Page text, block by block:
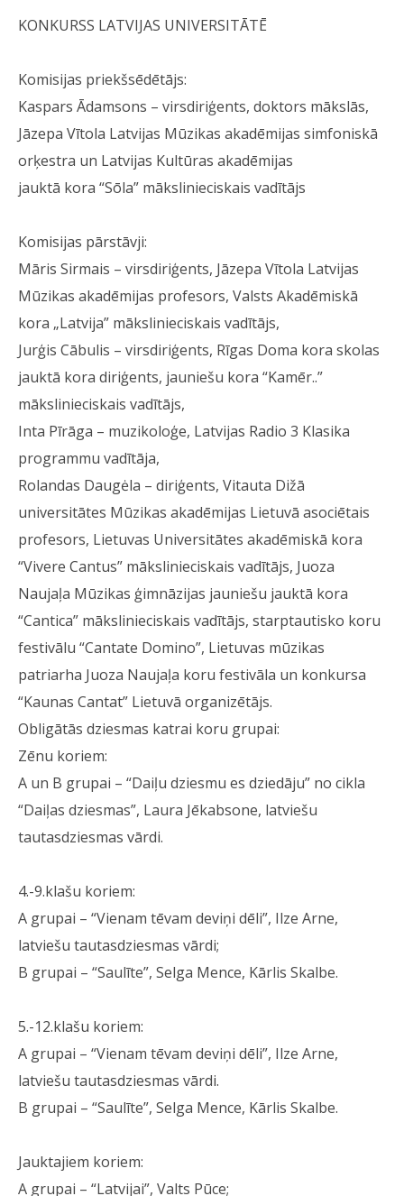
KONKURSS LATVIJAS UNIVERSITĀTĒ
Komisijas priekšsēdētājs:
Kaspars Ādamsons – virsdiriģents, doktors mākslās,
Jāzepa Vītola Latvijas Mūzikas akadēmijas simfoniskā
orķestra un Latvijas Kultūras akadēmijas
jauktā kora “Sōla” mākslinieciskais vadītājs
Komisijas pārstāvji:
Māris Sirmais – virsdiriģents, Jāzepa Vītola Latvijas
Mūzikas akadēmijas profesors, Valsts Akadēmiskā
kora „Latvija” mākslinieciskais vadītājs,
Jurģis Cābulis – virsdiriģents, Rīgas Doma kora skolas
jauktā kora diriģents, jauniešu kora “Kamēr..”
mākslinieciskais vadītājs,
Inta Pīrāga – muzikoloģe, Latvijas Radio 3 Klasika
programmu vadītāja,
Rolandas Daugėla – diriģents, Vitauta Dižā
universitātes Mūzikas akadēmijas Lietuvā asociētais
profesors, Lietuvas Universitātes akadēmiskā kora
“Vivere Cantus” mākslinieciskais vadītājs, Juoza
Naujaļa Mūzikas ģimnāzijas jauniešu jauktā kora
“Cantica” mākslinieciskais vadītājs, starptautisko koru
festivālu “Cantate Domino”, Lietuvas mūzikas
patriarha Juoza Naujaļa koru festivāla un konkursa
“Kaunas Cantat” Lietuvā organizētājs.
Obligātās dziesmas katrai koru grupai:
Zēnu koriem:
A un B grupai – “Daiļu dziesmu es dziedāju” no cikla
“Daiļas dziesmas”, Laura Jēkabsone, latviešu
tautasdziesmas vārdi.
4.-9.klašu koriem:
A grupai – “Vienam tēvam deviņi dēli”, Ilze Arne,
latviešu tautasdziesmas vārdi;
B grupai – “Saulīte”, Selga Mence, Kārlis Skalbe.
5.-12.klašu koriem:
A grupai – “Vienam tēvam deviņi dēli”, Ilze Arne,
latviešu tautasdziesmas vārdi.
B grupai – “Saulīte”, Selga Mence, Kārlis Skalbe.
Jauktajiem koriem:
A grupai – “Latvijai”, Valts Pūce;